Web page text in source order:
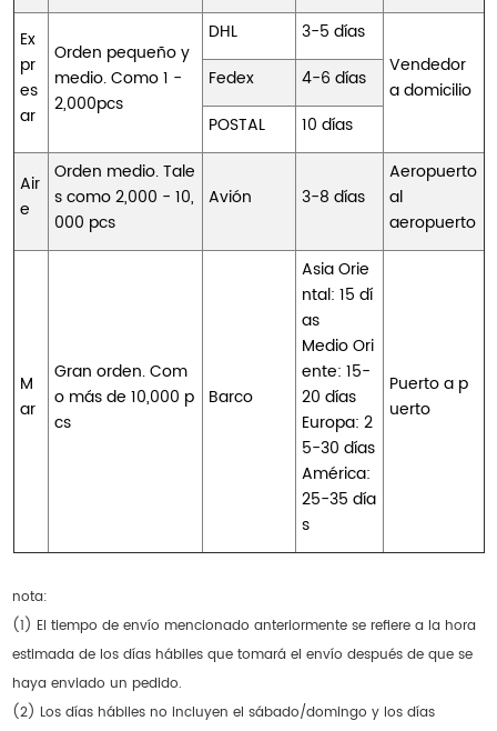
Ex
pr
es
ar
Orden pequeño y
medio. Como 1 -
2,000pcs
DHL
3-5 días
Vendedor
a domicilio
Fedex
4-6 días
POSTAL
10 días
Air
e
Orden medio. Tale
s como 2,000 - 10,
000 pcs
Avión 3-8 días
Aeropuerto
al
aeropuerto
M
ar
Gran orden. Com
o más de 10,000 p
cs
Barco
Asia Orie
ntal: 15 dí
as
Medio Ori
ente: 15-
20 días
Europa: 2
5-30 días
América:
25-35 día
s
Puerto a p
uerto
nota:
(1) El tiempo de envío mencionado anteriormente se refiere a la hora
estimada de los días hábiles que tomará el envío después de que se
haya enviado un pedido.
(2) Los días hábiles no incluyen el sábado/domingo y los días